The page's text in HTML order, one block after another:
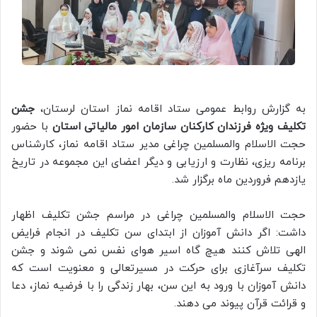
به گزارش روابط عمومی ستاد اقامه نماز استان لرستان، جشن
تکلیف ویژه فرزندان کارکنان سازمان امور مالیاتی استان با حضور
حجت الاسلام والمسلمین چراغی مدیر ستاد اقامه نماز، کارشناس
برنامه ریزی، نظارت و ارزیابی و دیگر اعضای این مجموعه در تاریخ
یازدهم فروردین ماه برگزار شد.
حجت الاسلام والمسلمین چراغی در مراسم جشن تکلیف اظهار
داشت: اگر دانش آموزان از ابتدای سن تکلیف در انجام فرایض
الهی تلاش کنند هیچ گاه اسیر هوای نفس نمی شوند و جشن
تکلیف سرآغازی برای حرکت در مسیرتعالی و معنویت است که
دانش آموزان با ورود به این سن، بهار زندگی را با فرضیه نماز، دعا
و قرائت قرآن پیوند می دهند.